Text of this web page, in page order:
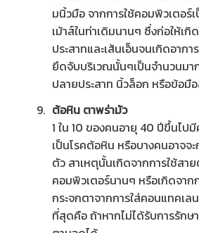
มนิ้วมือ จากการใช้คอมพิวเตอร์
เม้าส์ในท่าเดิมนานๆ ซึ่งก่อให้เ
ประสาทและเส้นเอ็นจนเกิดอาก
ยึดจับบริเวณนั้นๆเป็นจำนวนมา
ปลายประสาท นิ้วล็อก หรือข้อมื
ต้อหิน ตาพร่ามัว
1 ใน 10 ของคนอายุ 40 ปีขึ้นไป
เป็นโรคต้อหิน หรือบางคนอาจจ
ตัว สาเหตุนั้นเกิดจากการใช้สา
คอมพิวเตอร์นานๆ หรือเกิดจาก
กระจกตาจากการใส่คอนแทคเล
ที่สุดคือ ถ้าหากไม่ได้รับการรักษ